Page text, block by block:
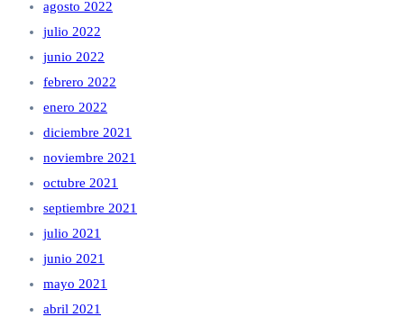
agosto 2022
julio 2022
junio 2022
febrero 2022
enero 2022
diciembre 2021
noviembre 2021
octubre 2021
septiembre 2021
julio 2021
junio 2021
mayo 2021
abril 2021